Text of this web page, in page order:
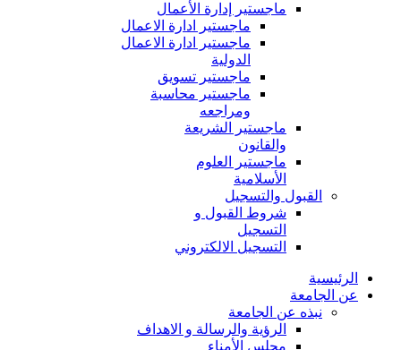
ماجستير إدارة الأعمال
ماجستير ادارة الاعمال
ماجستير ادارة الاعمال
الدولية
ماجستير تسويق
ماجستير محاسبة
ومراجعه
ماجستير الشريعة
والقانون
ماجستير العلوم
الأسلامية
القبول والتسجيل
شروط القبول و
التسجيل
التسجيل الالكتروني
الرئيسية
عن الجامعة
نبذه عن الجامعة
الرؤية والرسالة و الاهداف
مجلس الأمناء